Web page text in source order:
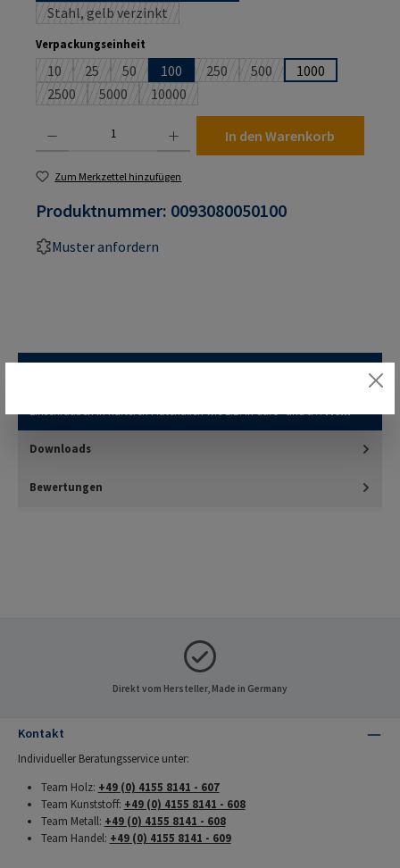
Stahl, gelb verzinkt(Diese Option ist zurzeit nicht verfügbar.)
Verpackungseinheit
10(Diese Option ist zurzeit nicht verfügbar.)
25(Diese Option ist zurzeit nicht verfügbar.)
50(Diese Option ist zurzeit nicht verfügbar.)
100 250(Diese Option ist zurzeit nicht
500(Diese Option ist zurzeit
1000
2500(Diese Option ist zurzeit nicht verfügbar.)
5000(Diese Option ist zurzeit nicht verfügbar.)
10000(Diese Option ist zurzeit nicht verfügbar.)
In den Warenkorb
Zum Merkzettel hinzufügen
Produktnummer: 0093080050100
Muster anfordern
Downloads
Bewertungen
Direkt vom Hersteller, Made in Germany
Kontakt
Individueller Beratungsservice unter:
Team Holz: +49 (0) 4155 8141 - 607
Team Kunststoff: +49 (0) 4155 8141 - 608
Team Metall: +49 (0) 4155 8141 - 608
Team Handel: +49 (0) 4155 8141 - 609